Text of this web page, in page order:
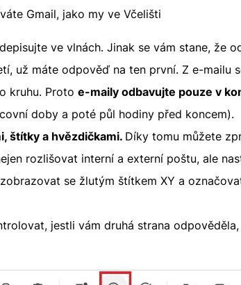
Gmail, jako my ve Včelišti
ve vlnách. Jinak se vám stane, že
už máte odpověď na ten první. Z e-mailu
kruhu. Proto e-maily odbavujte pouze v
doby a poté půl hodiny před koncem).
štítky a hvězdičkami. Díky tomu můžete
rozlišovat interní a externí poštu, ale
se žlutým štítkem XY a
jestli vám druhá strana odpověděla,